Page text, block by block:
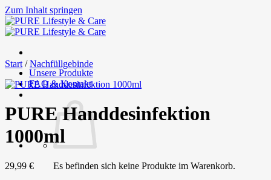
Zum Inhalt springen
Unsere Produkte
FAQ & Kontakt
Es befinden sich keine Produkte im Warenkorb.
Start / Nachfüllgebinde
PURE Handdesinfektion
1000ml
29,99 €